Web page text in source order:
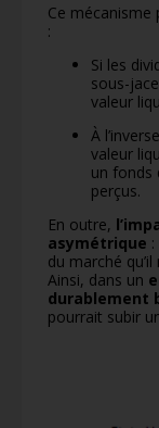
Ce
:
Si les
sous-
valeur
À
valeur
un fonds
perçus.
En outre,
asymétrique
du marché
Ainsi, dans un
durablement
pourrait subir